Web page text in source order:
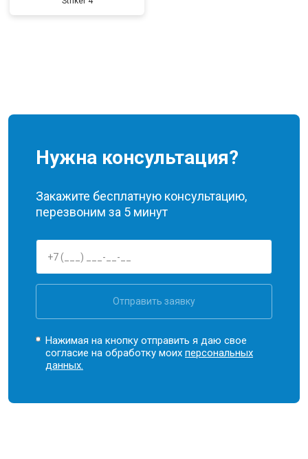
Нужна консультация?
Закажите бесплатную консультацию,
перезвоним за 5 минут
Отправить заявку
Нажимая на кнопку отправить я даю свое
согласие на обработку моихперсональных
данных.